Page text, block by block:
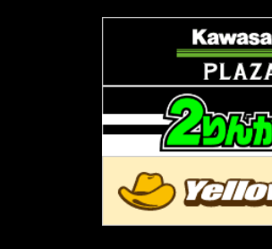
福岡
長崎
熊本